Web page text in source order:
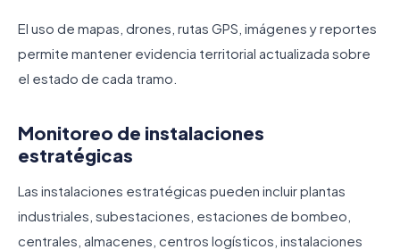
El uso de mapas, drones, rutas GPS, imágenes y reportes
permite mantener evidencia territorial actualizada sobre
el estado de cada tramo.
Monitoreo de instalaciones
estratégicas
Las instalaciones estratégicas pueden incluir plantas
industriales, subestaciones, estaciones de bombeo,
centrales, almacenes, centros logísticos, instalaciones